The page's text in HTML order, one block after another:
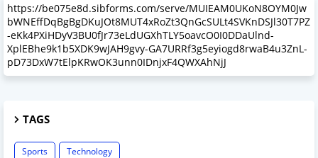
https://be075e8d.sibforms.com/serve/MUIEAM0UKoN8OYM0Jw
bWNEffDqBgBgDKuJOt8MUT4xRoZt3QnGcSULt4SVKnDSJl30T7PZ
-eKk4PXiHDyV3BU0fJr73eLdUGXhTLY5oavcO0I0DDaUlnd-
XplEBhe9k1b5XDK9wJAH9gvy-GA7URRf3g5eyiogd8rwaB4u3ZnL-
pD73DxW7tElpKRwOK3unn0IDnjxF4QWXAhNjJ
TAGS
Sports Technology